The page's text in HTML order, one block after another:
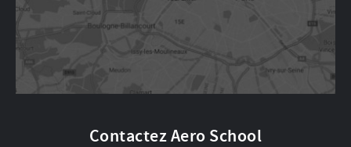
Contactez Aero School